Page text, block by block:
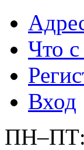
Что
Вход
ПН–ПТ: